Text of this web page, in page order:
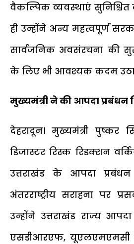
वैकल्पिक व्यवस्थाएं
ही उन्होंने अन्य महत्वपूर्ण
सार्वजनिक अवसंरचना की
के लिए भी आवश्यक कदम
मुख्यमंत्री ने की आपदा प्रबंधन
देहरादून। मुख्यमंत्री पुष्कर
डिजास्टर रिस्क रिडक्शन
उत्तराखंड के आपदा
अंतरराष्ट्रीय सराहना पर
उन्होंने उत्तराखंड राज्य
एसडीआरएफ, यूएलएमएमसी